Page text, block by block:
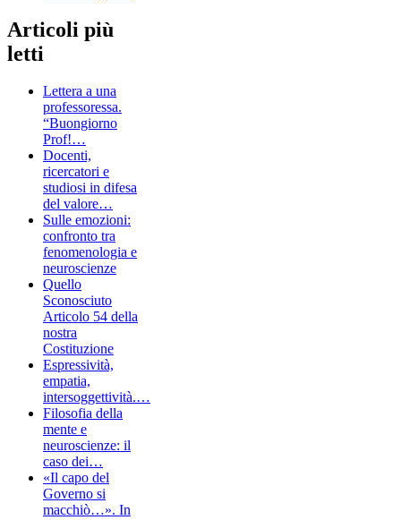
Articoli più
letti
Lettera a una
professoressa.
“Buongiorno
Prof!…
Docenti,
ricercatori e
studiosi in difesa
del valore…
Sulle emozioni:
confronto tra
fenomenologia e
neuroscienze
Quello
Sconosciuto
Articolo 54 della
nostra
Costituzione
Espressività,
empatia,
intersoggettività.…
Filosofia della
mente e
neuroscienze: il
caso dei…
«Il capo del
Governo si
macchiò…». In